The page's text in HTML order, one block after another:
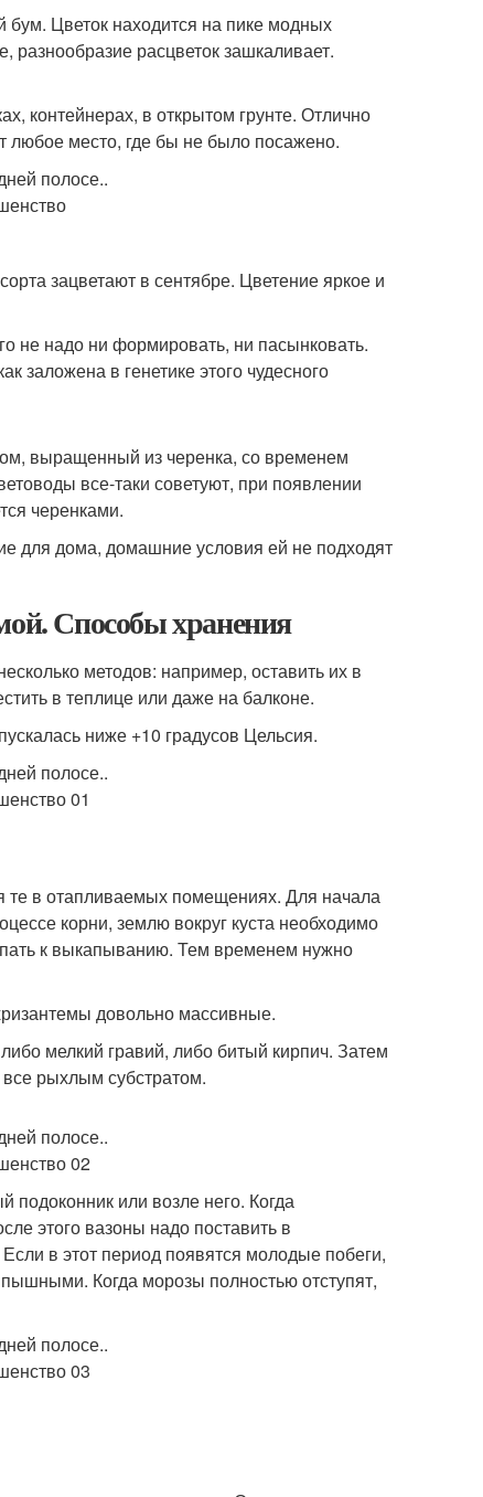
бум. Цветок находится на пике модных
расцветок зашкаливает.
контейнерах, в открытом грунте. Отлично
любое место, где бы не было посажено.
зацветают в сентябре. Цветение яркое и
не надо ни формировать, ни пасынковать.
заложена в генетике этого чудесного
выращенный из черенка, со временем
все-таки советуют, при появлении
черенками.
для дома, домашние условия ей не подходят
Способы хранения
методов: например, оставить их в
в теплице или даже на балконе.
ниже +10 градусов Цельсия.
те в отапливаемых помещениях. Для начала
корни, землю вокруг куста необходимо
к выкапыванию. Тем временем нужно
довольно массивные.
мелкий гравий, либо битый кирпич. Затем
все рыхлым субстратом.
или возле него. Когда
этого вазоны надо поставить в
в этот период появятся молодые побеги,
Когда морозы полностью отступят,